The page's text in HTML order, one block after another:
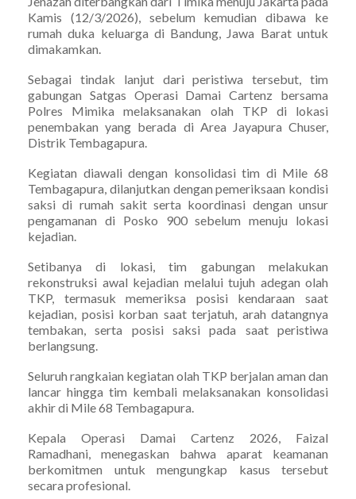
Kamis (12/3/2026), sebelum kemudian dibawa ke
rumah duka keluarga di Bandung, Jawa Barat untuk
dimakamkan.
Sebagai tindak lanjut dari peristiwa tersebut, tim
gabungan Satgas Operasi Damai Cartenz bersama
Polres Mimika melaksanakan olah TKP di lokasi
penembakan yang berada di Area Jayapura Chuser,
Distrik Tembagapura.
Kegiatan diawali dengan konsolidasi tim di Mile 68
Tembagapura, dilanjutkan dengan pemeriksaan kondisi
saksi di rumah sakit serta koordinasi dengan unsur
pengamanan di Posko 900 sebelum menuju lokasi
kejadian.
Setibanya di lokasi, tim gabungan melakukan
rekonstruksi awal kejadian melalui tujuh adegan olah
TKP, termasuk memeriksa posisi kendaraan saat
kejadian, posisi korban saat terjatuh, arah datangnya
tembakan, serta posisi saksi pada saat peristiwa
berlangsung.
Seluruh rangkaian kegiatan olah TKP berjalan aman dan
lancar hingga tim kembali melaksanakan konsolidasi
akhir di Mile 68 Tembagapura.
Kepala Operasi Damai Cartenz 2026, Faizal
Ramadhani, menegaskan bahwa aparat keamanan
berkomitmen untuk mengungkap kasus tersebut
secara profesional.